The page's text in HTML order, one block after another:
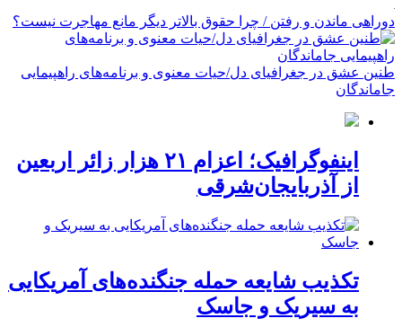
دوراهی ماندن و رفتن / چرا حقوق بالاتر دیگر مانع مهاجرت نیست؟
طنین عشق در جغرافیای دل/حیات معنوی و برنامه‌های راهپیمایی
جاماندگان
اینفوگرافیک؛ اعزام ۲۱ هزار زائر اربعین
از آذربایجان‌شرقی
تکذیب شایعه حمله جنگنده‌های آمریکایی
به سیریک و جاسک